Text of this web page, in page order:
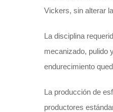
Vickers, sin alterar
La disciplina
mecanizado, pulido
endurecimiento
La producción de
productores